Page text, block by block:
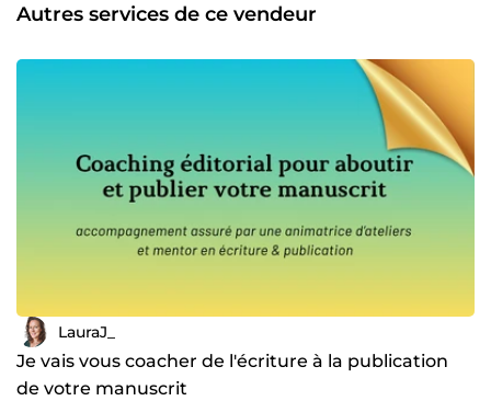
Autres services de ce vendeur
LauraJ_
Je vais vous coacher de l'écriture à la publication
de votre manuscrit